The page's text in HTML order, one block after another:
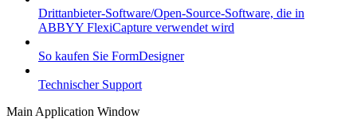
Drittanbieter-Software/Open-Source-Software, die in
ABBYY FlexiCapture verwendet wird
So kaufen Sie FormDesigner
Technischer Support
Main Application Window